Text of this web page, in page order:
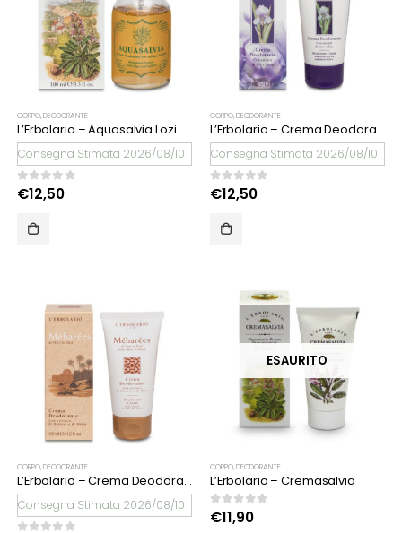
CORPO,DEODORANTE
L’Erbolario – Aquasalvia Lozione Deodorante
Consegna Stimata 2026/08/10
0Su 5
€12,50
CORPO,DEODORANTE
L’Erbolario – Crema Deodorante Iris
Consegna Stimata 2026/08/10
0Su 5
€12,50
CORPO,DEODORANTE
L’Erbolario – Crema Deodorante Méharées
Consegna Stimata 2026/08/10
ESAURITO
CORPO,DEODORANTE
L’Erbolario – Cremasalvia
0Su 5
€11,90